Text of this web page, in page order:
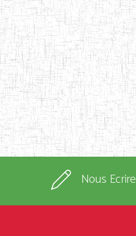
Nous Ecrire